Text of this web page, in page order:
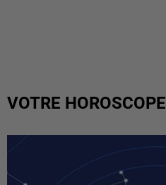
VOTRE HOROSCOPE